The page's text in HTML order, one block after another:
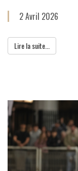
2 Avril 2026
Lire la suite...